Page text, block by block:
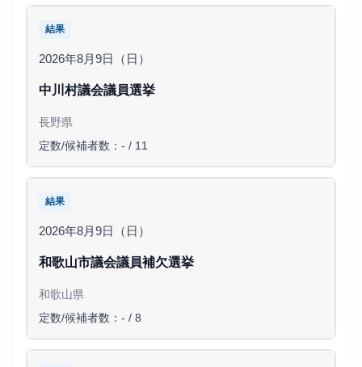
結果
2026年8月9日（日）
中川村議会議員選挙
長野県
定数/候補者数：- / 11
結果
2026年8月9日（日）
和歌山市議会議員補欠選挙
和歌山県
定数/候補者数：- / 8